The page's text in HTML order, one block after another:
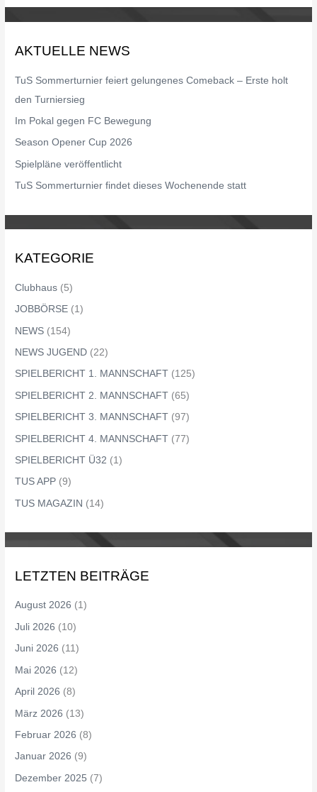
e
h
:
AKTUELLE NEWS
TuS Sommerturnier feiert gelungenes Comeback – Erste holt
den Turniersieg
Im Pokal gegen FC Bewegung
Season Opener Cup 2026
Spielpläne veröffentlicht
TuS Sommerturnier findet dieses Wochenende statt
KATEGORIE
Clubhaus (5)
JOBBÖRSE (1)
NEWS (154)
NEWS JUGEND (22)
SPIELBERICHT 1. MANNSCHAFT (125)
SPIELBERICHT 2. MANNSCHAFT (65)
SPIELBERICHT 3. MANNSCHAFT (97)
SPIELBERICHT 4. MANNSCHAFT (77)
SPIELBERICHT Ü32 (1)
TUS APP (9)
TUS MAGAZIN (14)
LETZTEN BEITRÄGE
August 2026 (1)
Juli 2026 (10)
Juni 2026 (11)
Mai 2026 (12)
April 2026 (8)
März 2026 (13)
Februar 2026 (8)
Januar 2026 (9)
Dezember 2025 (7)